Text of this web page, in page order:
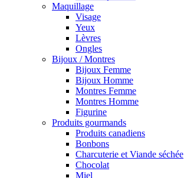
Maquillage
Visage
Yeux
Lèvres
Ongles
Bijoux / Montres
Bijoux Femme
Bijoux Homme
Montres Femme
Montres Homme
Figurine
Produits gourmands
Produits canadiens
Bonbons
Charcuterie et Viande séchée
Chocolat
Miel